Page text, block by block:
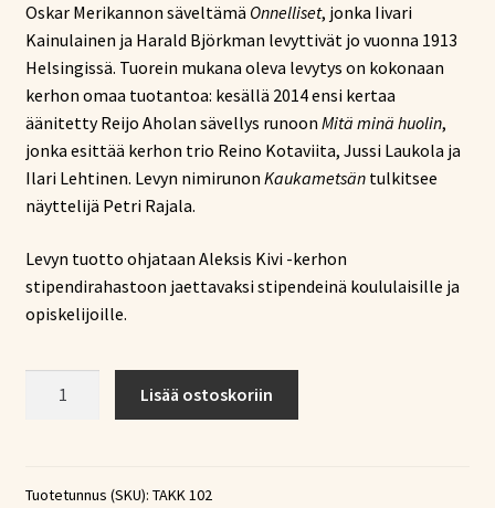
Oskar Merikannon säveltämä Onnelliset, jonka Iivari
Kainulainen ja Harald Björkman levyttivät jo vuonna 1913
Helsingissä. Tuorein mukana oleva levytys on kokonaan
kerhon omaa tuotantoa: kesällä 2014 ensi kertaa
äänitetty Reijo Aholan sävellys runoon Mitä minä huolin,
jonka esittää kerhon trio Reino Kotaviita, Jussi Laukola ja
Ilari Lehtinen. Levyn nimirunon Kaukametsäntulkitsee
näyttelijä Petri Rajala.
Levyn tuotto ohjataan Aleksis Kivi -kerhon
stipendirahastoon jaettavaksi stipendeinä koululaisille ja
opiskelijoille.
vuotta
Lisää ostoskoriin
Tuotetunnus (SKU): TAKK 102